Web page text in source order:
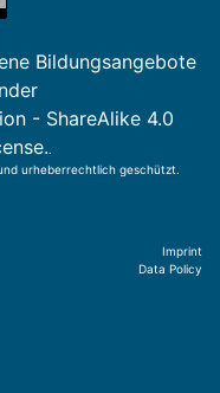
Bildungsangebote
- ShareAlike 4.0
.
urheberrechtlich geschützt.
Imprint
Data Policy